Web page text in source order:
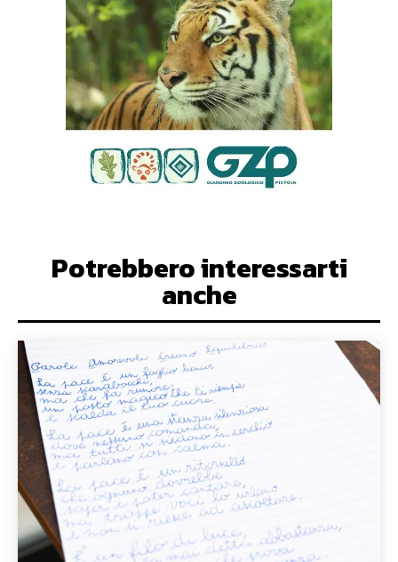
Potrebbero interessarti
anche